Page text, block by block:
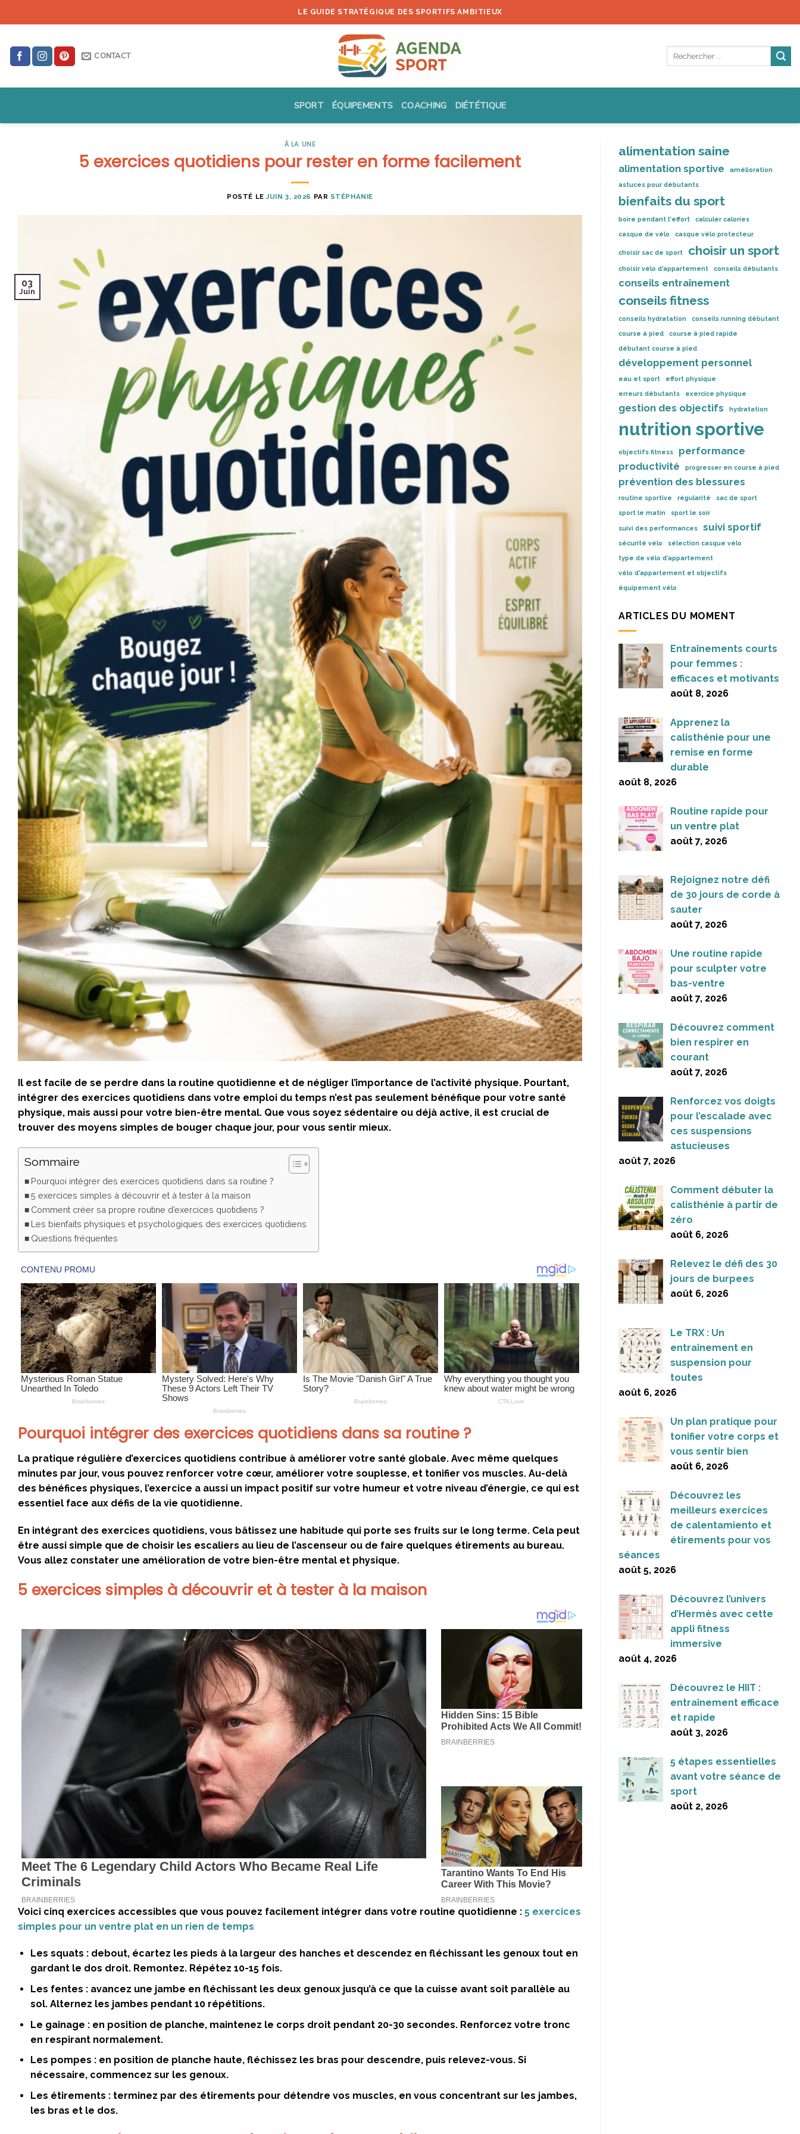
to
LE GUIDE STRATÉGIQUE DES SPORTIFS AMBITIEUX
CONTACT
SPORT ÉQUIPEMENTS COACHING DIÉTÉTIQUE
À LA UNE
5 exercices quotidiens pour rester en forme facilement
POSTÉ LEJUIN 3, 2026 PAR STÉPHANIE
03
Juin
Il est facile de se perdre dans la routine quotidienne et de négliger l’importance de l’activité physique. Pourtant,
intégrer des exercices quotidiens dans votre emploi du temps n’est pas seulement bénéfique pour votre santé
physique, mais aussi pour votre bien-être mental. Que vous soyez sédentaire ou déjà active, il est crucial de
trouver des moyens simples de bouger chaque jour, pour vous sentir mieux.
Sommaire
Pourquoi intégrer des exercices quotidiens dans sa routine ?
5 exercices simples à découvrir et à tester à la maison
Comment créer sa propre routine d’exercices quotidiens ?
Les bienfaits physiques et psychologiques des exercices quotidiens
Questions fréquentes
Pourquoi intégrer des exercices quotidiens dans sa routine ?
La pratique régulière d’exercices quotidiens contribue à améliorer votre santé globale. Avec même quelques
minutes par jour, vous pouvez renforcer votre cœur, améliorer votre souplesse, et tonifier vos muscles. Au-delà
des bénéfices physiques, l’exercice a aussi un impact positif sur votre humeur et votre niveau d’énergie, ce qui est
essentiel face aux défis de la vie quotidienne.
En intégrant des exercices quotidiens, vous bâtissez une habitude qui porte ses fruits sur le long terme. Cela peut
être aussi simple que de choisir les escaliers au lieu de l’ascenseur ou de faire quelques étirements au bureau.
Vous allez constater une amélioration de votre bien-être mental et physique.
5 exercices simples à découvrir et à tester à la maison
Voici cinq exercices accessibles que vous pouvez facilement intégrer dans votre routine quotidienne : 5 exercices
simples pour un ventre plat en un rien de temps
Les squats : debout, écartez les pieds à la largeur des hanches et descendez en fléchissant les genoux tout en
gardant le dos droit. Remontez. Répétez 10-15 fois.
Les fentes : avancez une jambe en fléchissant les deux genoux jusqu’à ce que la cuisse avant soit parallèle au
sol. Alternez les jambes pendant 10 répétitions.
Le gainage : en position de planche, maintenez le corps droit pendant 20-30 secondes. Renforcez votre tronc
en respirant normalement.
Les pompes : en position de planche haute, fléchissez les bras pour descendre, puis relevez-vous. Si
nécessaire, commencez sur les genoux.
Les étirements : terminez par des étirements pour détendre vos muscles, en vous concentrant sur les jambes,
les bras et le dos.
alimentation saine
alimentation sportive amélioration
astuces pour débutants
bienfaits du sport
boire pendant l'effort calculer calories
casque de vélo casque vélo protecteur
choisir sac de sport choisir un sport
choisir vélo d’appartement conseils débutants
conseils entraînement
conseils fitness
conseils hydratation conseils running débutant
course à pied course à pied rapide
débutant course à pied
développement personnel
eau et sport effort physique
erreurs débutants exercice physique
gestion des objectifs hydratation
nutrition sportive
objectifs fitness
performance
productivité
progresser en course à pied
prévention des blessures
routine sportive régularité sac de sport
sport le matin sport le soir
suivi des performances suivi sportif
sécurité vélo sélection casque vélo
type de vélo d’appartement
vélo d’appartement et objectifs
équipement vélo
ARTICLES DU MOMENT
Entraînements courts
pour femmes :
efficaces et motivants
août 8, 2026
Apprenez la
calisthénie pour une
remise en forme
durable
août 8, 2026
Routine rapide pour
un ventre plat
août 7, 2026
Rejoignez notre défi
de 30 jours de corde à
sauter
août 7, 2026
Une routine rapide
pour sculpter votre
bas-ventre
août 7, 2026
Découvrez comment
bien respirer en
courant
août 7, 2026
Renforcez vos doigts
pour l’escalade avec
ces suspensions
astucieuses
août 7, 2026
Comment débuter la
calisthénie à partir de
zéro
août 6, 2026
Relevez le défi des 30
jours de burpees
août 6, 2026
Le TRX : Un
entraînement en
suspension pour
toutes
août 6, 2026
Un plan pratique pour
tonifier votre corps et
vous sentir bien
août 6, 2026
Découvrez les
meilleurs exercices
de calentamiento et
étirements pour vos
séances
août 5, 2026
Découvrez l’univers
d’Hermès avec cette
appli fitness
immersive
août 4, 2026
Découvrez le HIIT :
entraînement efficace
et rapide
août 3, 2026
5 étapes essentielles
avant votre séance de
sport
août 2, 2026